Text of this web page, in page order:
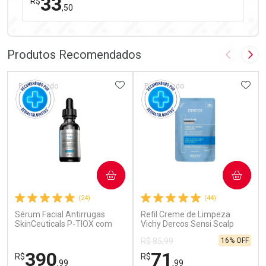
,50
Laboratório
Ativar Desconto
Comprar sem Desconto
Por Menos
Comprar sem Desconto
Produtos Recomendados Imagem
(24)
Sérum Facial Antirrugas
SkinCeuticals P-TIOX com
Patrocinado
R$390,99
ADICIONAR AOS FAVORITOS
COMPRAR
(44)
Refil Creme de Limpeza
Vichy Dercos Sensi Scalp
Patrocinado
R$ 85,99
R$71 ,99
16% OFF
COMPRAR